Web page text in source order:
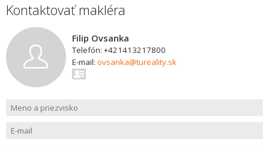
Kontaktovať makléra
Filip Ovsanka
Telefón: +421413217800
E-mail: ovsanka@tureality.sk